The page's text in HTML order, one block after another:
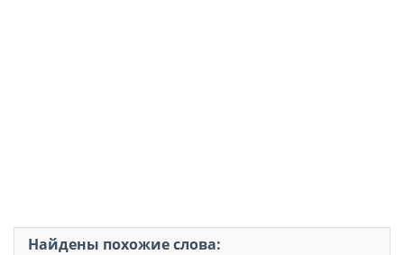
Найдены похожие слова: